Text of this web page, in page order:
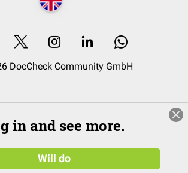
DocCheck Community GmbH
in and see more.
Will do